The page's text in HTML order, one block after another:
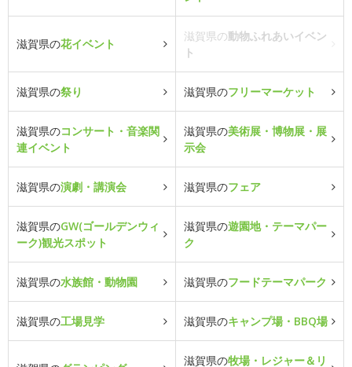
滋賀県の花イベント
滋賀県の動物ふれあいイベン
ト
滋賀県の祭り 滋賀県のフリーマーケット
滋賀県のコンサート・音楽関
連イベント
滋賀県の美術展・博物展・展
示会
滋賀県の演劇・講演会 滋賀県のフェア
滋賀県のGW(ゴールデンウィ
ーク)観光スポット
滋賀県の遊園地・テーマパー
ク
滋賀県の水族館・動物園 滋賀県のフードテーマパーク
滋賀県の工場見学 滋賀県のキャンプ場・BBQ場
滋賀県の牧場・レジャー＆リ